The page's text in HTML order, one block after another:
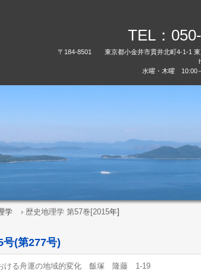
TEL：
〒184-8501 東京都小金井市貫井北町4-1-1 東
水曜・木曜 10:00
学 › 歴史地理学 第57巻[2015年]
号(第277号)
ける舟運の地域的変化 飯塚 隆藤 1-19